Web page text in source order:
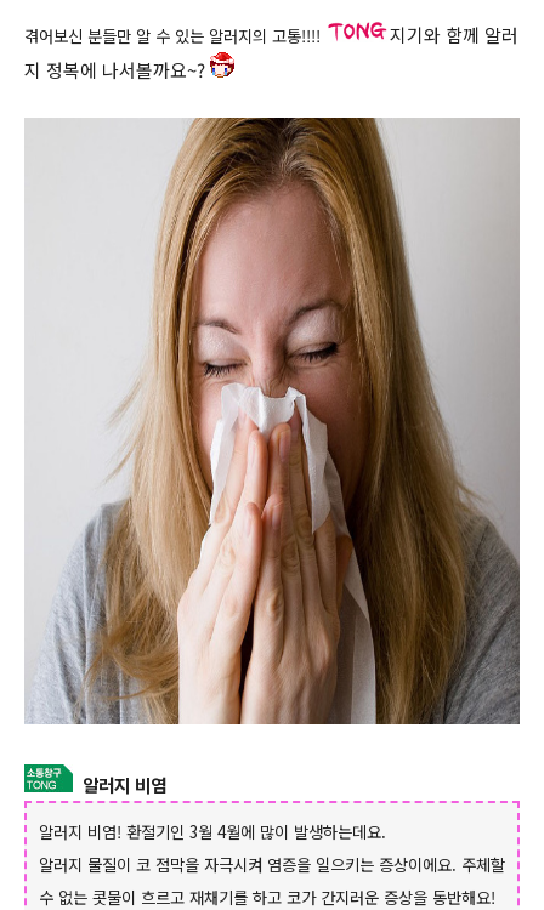
겪어보신 분들만 알 수 있는 알러지의 고통!!!!
지기와 함께 알러
지 정복에 나서볼까요~?
알러지 비염
알러지 비염! 환절기인 3월 4월에 많이 발생하는데요.
알러지 물질이 코 점막을 자극시켜 염증을 일으키는 증상이에요. 주체할
수 없는 콧물이 흐르고 재채기를 하고 코가 간지러운 증상을 동반해요!